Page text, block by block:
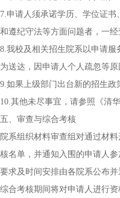
7.申请人须承诺学历、学位证
和遵纪守法等方面问题者，一
8.我校及相关招生院系以申请
为送达，因申请人个人疏忽等
9.如果上级部门出台新的招生
10.其他未尽事宜，请参照《清
五、审查与综合考核
院系组织材料审查组对通过材
核名单，并通知入围的申请人
要求及时间安排由各院系公布
综合考核期间将对申请人进行